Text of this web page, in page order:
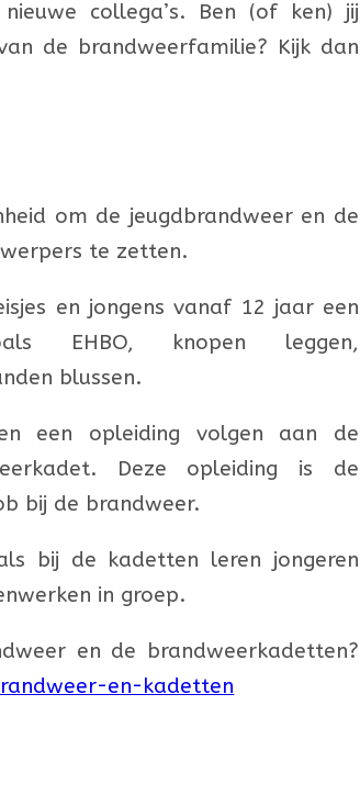
collega’s. Ben (of ken) jij
de brandweerfamilie? Kijk dan
om de jeugdbrandweer en de
te zetten.
en jongens vanaf 12 jaar een
EHBO, knopen leggen,
blussen.
een opleiding volgen aan de
Deze opleiding is de
bij de brandweer.
bij de kadetten leren jongeren
in groep.
en de brandweerkadetten?
en-kadetten